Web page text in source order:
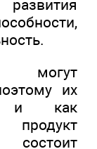
могут
их
и как